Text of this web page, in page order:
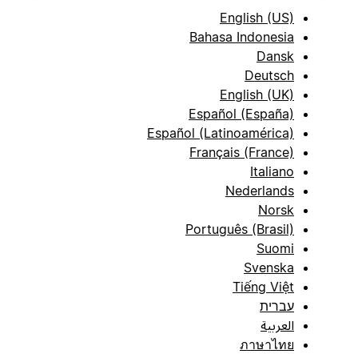
English (US)
Bahasa Indonesia
Dansk
Deutsch
English (UK)
Español (España)
Español (Latinoamérica)
Français (France)
Italiano
Nederlands
Norsk
Português (Brasil)
Suomi
Svenska
Tiếng Việt
עברית
العربية
ภาษาไทย